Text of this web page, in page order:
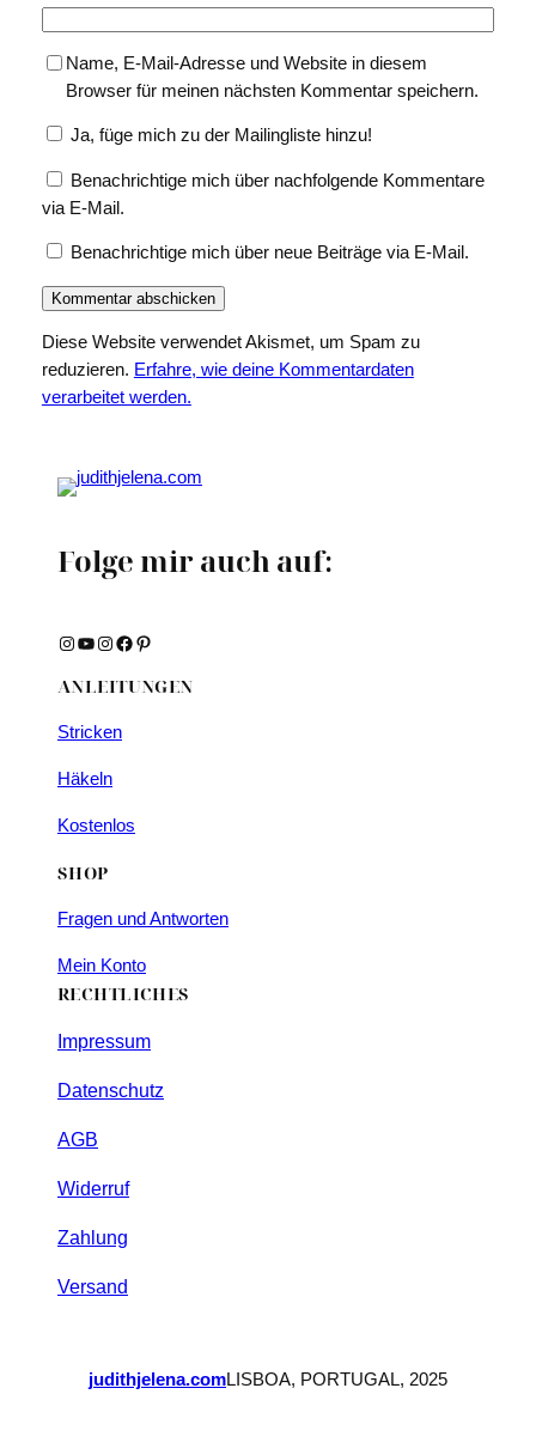
Name, E-Mail-Adresse und Website in diesem
Browser für meinen nächsten Kommentar speichern.
Ja, füge mich zu der Mailingliste hinzu!
Benachrichtige mich über nachfolgende Kommentare
via E-Mail.
Benachrichtige mich über neue Beiträge via E-Mail.
Diese Website verwendet Akismet, um Spam zu
reduzieren. Erfahre, wie deine Kommentardaten
verarbeitet werden.
Folge mir auch auf:
Instagram YouTube Instagram Facebook Pinterest
ANLEITUNGEN
Stricken
Häkeln
Kostenlos
SHOP
Fragen und Antworten
Mein Konto
RECHTLICHES
Impressum
Datenschutz
AGB
Widerruf
Zahlung
Versand
judithjelena.comLISBOA, PORTUGAL, 2025